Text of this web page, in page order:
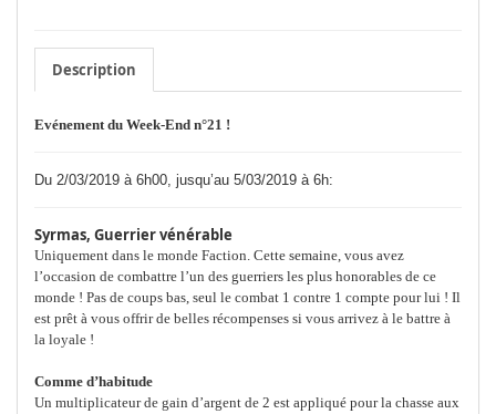
Description
Evénement du Week-End n°21 !
Du 2/03/2019 à 6h00, jusqu’au 5/03/2019 à 6h:
Syrmas, Guerrier vénérable
Uniquement dans le monde Faction. Cette semaine, vous avez
l’occasion de combattre l’un des guerriers les plus honorables de ce
monde ! Pas de coups bas, seul le combat 1 contre 1 compte pour lui ! Il
est prêt à vous offrir de belles récompenses si vous arrivez à le battre à
la loyale !
Comme d’habitude
Un multiplicateur de gain d’argent de 2 est appliqué pour la chasse aux